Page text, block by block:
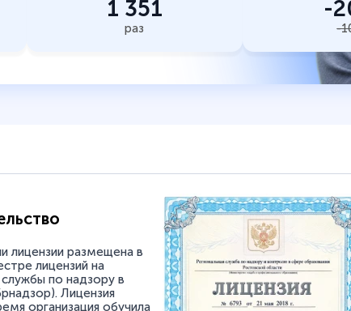
1 351
раз
-
-
лицензии размещена в
лицензий на
по надзору в
Лицензия
организация обучила